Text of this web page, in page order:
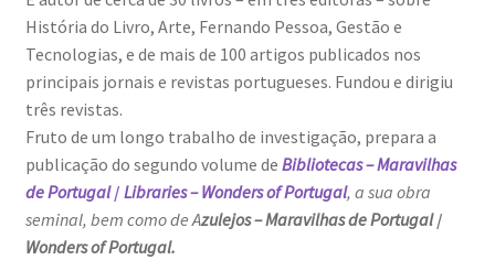
História do Livro, Arte, Fernando Pessoa, Gestão e
Tecnologias, e de mais de 100 artigos publicados nos
principais jornais e revistas portugueses. Fundou e dirigiu
três revistas.
Fruto de um longo trabalho de investigação, prepara a
publicação do segundo volume de Bibliotecas – Maravilhas
de Portugal/ Libraries – Wonders of Portugal, a sua obra
seminal, bem como de Azulejos – Maravilhas de Portugal/
Wonders of Portugal.